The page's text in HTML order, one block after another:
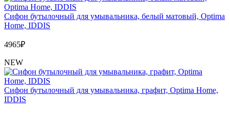
Сифон бутылочный для умывальника, белый матовый, Optima
Home, IDDIS
4965₽
NEW
Сифон бутылочный для умывальника, графит, Optima Home,
IDDIS